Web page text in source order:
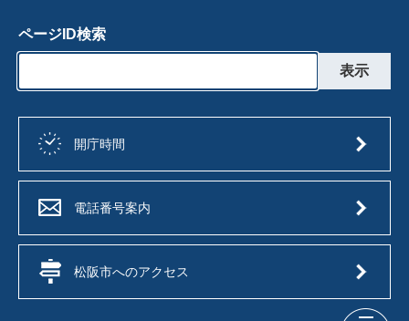
ページID検索
開庁時間
電話番号案内
松阪市へのアクセス